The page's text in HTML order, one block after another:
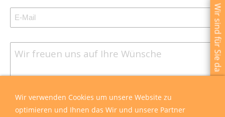
Wir sind für Sie da
Wir verwenden Cookies um unsere Website zu
optimieren und Ihnen das Wir und unsere Partner